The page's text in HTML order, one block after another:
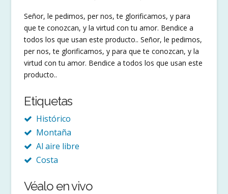
Señor, le pedimos, per nos, te glorificamos, y para
que te conozcan, y la virtud con tu amor. Bendice a
todos los que usan este producto.. Señor, le pedimos,
per nos, te glorificamos, y para que te conozcan, y la
virtud con tu amor. Bendice a todos los que usan este
producto..
Etiquetas
Histórico
Montaña
Al aire libre
Costa
Véalo en vivo